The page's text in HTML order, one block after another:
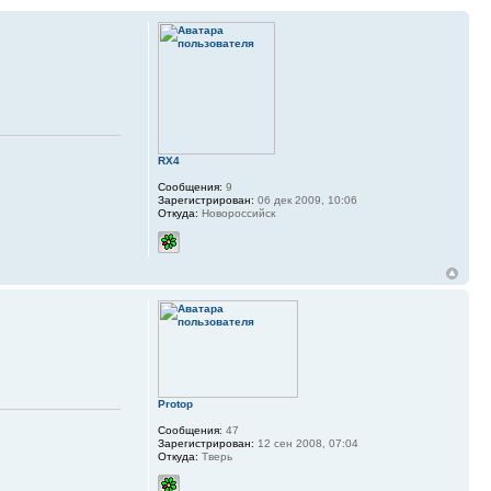
RX4
Сообщения: 9
Зарегистрирован: 06 дек 2009, 10:06
Откуда: Новороссийск
Protop
Сообщения: 47
Зарегистрирован: 12 сен 2008, 07:04
Откуда: Тверь